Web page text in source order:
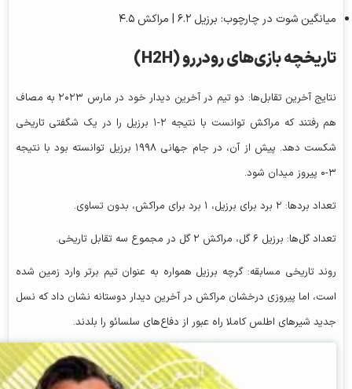
میانگین شوت در چارچوب: برزیل ۶.۲ | مراکش ۴.۵
تاریخچه بازی‌های رودررو (H2H)
نتایج آخرین تقابل‌ها: دو تیم در آخرین دیدار خود در مارس ۲۰۲۳ به مصاف
هم رفتند که مراکش توانست با نتیجه ۲-۱ برزیل را در یک شگفتی تاریخی
شکست دهد. پیش از آن، در جام جهانی ۱۹۹۸ برزیل توانسته بود با نتیجه
۳-۰ پیروز میدان شود.
تعداد بردها: ۲ برد برای برزیل، ۱ برد برای مراکش، بدون تساوی.
تعداد گل‌ها: برزیل ۶ گل، مراکش ۲ گل در مجموع سه تقابل تاریخی.
روند تاریخی مسابقه: گرچه برزیل همواره به عنوان تیم برتر وارد زمین شده
است، اما پیروزی درخشان مراکش در آخرین دیدار دوستانه نشان داد که نسل
جدید شیرهای اطلس کاملا راه عبور از دفاع‌های سلسائو را بلدند.